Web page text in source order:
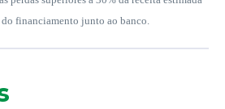
financiamento junto ao banco.